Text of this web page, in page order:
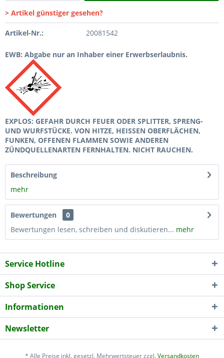
> Artikel günstiger gesehen?
Artikel-Nr.: 20081542
EWB: Abgabe nur an Inhaber einer Erwerbserlaubnis.
EXPLOS: GEFAHR DURCH FEUER ODER SPLITTER, SPRENG-
UND WURFSTÜCKE. VON HITZE, HEISSEN OBERFLÄCHEN,
FUNKEN, OFFENEN FLAMMEN SOWIE ANDEREN
ZÜNDQUELLENARTEN FERNHALTEN. NICHT RAUCHEN.
Beschreibung
mehr
Bewertungen
0
Bewertungen lesen, schreiben und diskutieren... mehr
Service Hotline
Shop Service
Informationen
Newsletter
* Alle Preise inkl. gesetzl. Mehrwertsteuer zzgl.Versandkosten